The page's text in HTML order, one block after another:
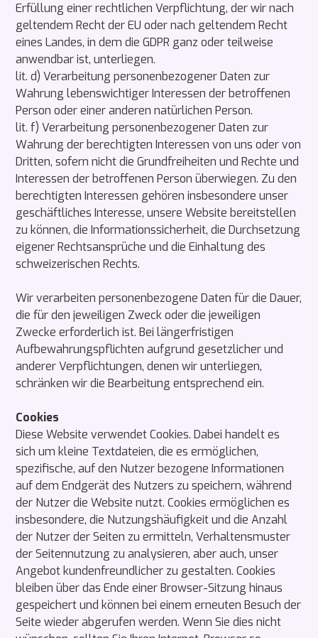
Erfüllung einer rechtlichen Verpflichtung, der wir nach
geltendem Recht der EU oder nach geltendem Recht
eines Landes, in dem die GDPR ganz oder teilweise
anwendbar ist, unterliegen.
lit. d) Verarbeitung personenbezogener Daten zur
Wahrung lebenswichtiger Interessen der betroffenen
Person oder einer anderen natürlichen Person.
lit. f) Verarbeitung personenbezogener Daten zur
Wahrung der berechtigten Interessen von uns oder von
Dritten, sofern nicht die Grundfreiheiten und Rechte und
Interessen der betroffenen Person überwiegen. Zu den
berechtigten Interessen gehören insbesondere unser
geschäftliches Interesse, unsere Website bereitstellen
zu können, die Informationssicherheit, die Durchsetzung
eigener Rechtsansprüche und die Einhaltung des
schweizerischen Rechts.
Wir verarbeiten personenbezogene Daten für die Dauer,
die für den jeweiligen Zweck oder die jeweiligen
Zwecke erforderlich ist. Bei längerfristigen
Aufbewahrungspflichten aufgrund gesetzlicher und
anderer Verpflichtungen, denen wir unterliegen,
schränken wir die Bearbeitung entsprechend ein.
Cookies
Diese Website verwendet Cookies. Dabei handelt es
sich um kleine Textdateien, die es ermöglichen,
spezifische, auf den Nutzer bezogene Informationen
auf dem Endgerät des Nutzers zu speichern, während
der Nutzer die Website nutzt. Cookies ermöglichen es
insbesondere, die Nutzungshäufigkeit und die Anzahl
der Nutzer der Seiten zu ermitteln, Verhaltensmuster
der Seitennutzung zu analysieren, aber auch, unser
Angebot kundenfreundlicher zu gestalten. Cookies
bleiben über das Ende einer Browser-Sitzung hinaus
gespeichert und können bei einem erneuten Besuch der
Seite wieder abgerufen werden. Wenn Sie dies nicht